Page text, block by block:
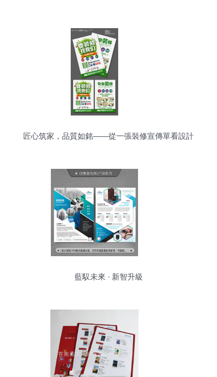
匠心筑家，品質如銘——從一張裝修宣傳單看設計
藍馭未來 · 新智升級